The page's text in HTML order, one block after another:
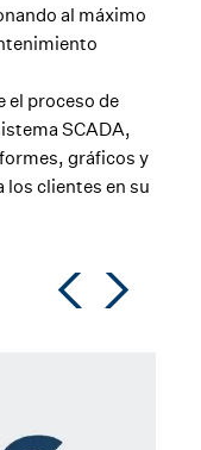
al máximo
el proceso de
SCADA,
gráficos y
los clientes en su